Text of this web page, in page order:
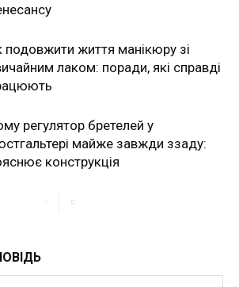
подовжити життя манікюру зі
лаком: поради, які справді
регулятор бретелей у
майже завжди ззаду:
конструкція